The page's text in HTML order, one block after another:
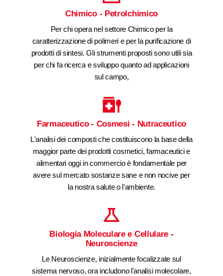
Chimico - Petrolchimico
Per chi opera nel settore Chimico per la
caratterizzazione di polimeri e per la purificazione di
prodotti di sintesi. Gli strumenti proposti sono utili sia
per chi fa ricerca e sviluppo quanto ad applicazioni
sul campo,
Farmaceutico - Cosmesi - Nutraceutico
L'analisi dei composti che costituiscono la base della
maggior parte dei prodotti cosmetici, farmaceutici e
alimentari oggi in commercio è fondamentale per
avere sul mercato sostanze sane e non nocive per
la nostra salute o l'ambiente.
Biologia Moleculare e Cellulare -
Neuroscienze
Le Neuroscienze, inizialmente focalizzate sul
sistema nervoso, ora includono l'analisi molecolare,